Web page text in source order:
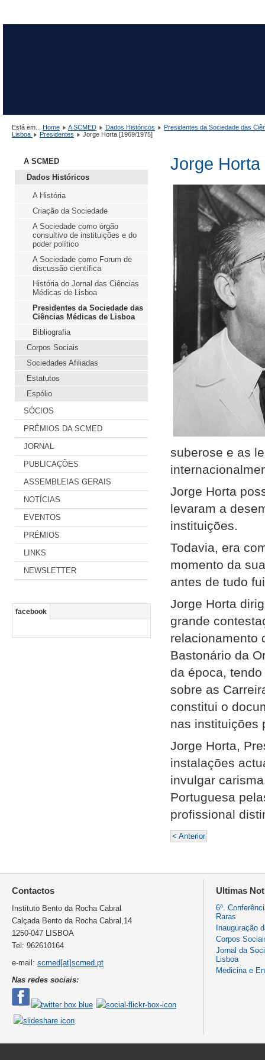
Está em... Home A SCMED Dados Históricos
Presidentes da Sociedade das
Lisboa
Presidentes Jorge Horta [1969/1975]
A SCMED
Dados Históricos
A História
Criação da Sociedade
A Sociedade como órgão
consultivo de instituições e do
poder político
A Sociedade como Forum de
discussão científica
História do Jornal das Ciências
Médicas de Lisboa
Presidentes da Sociedade das
Ciências Médicas de Lisboa
Bibliografia
Corpos Sociais
Sociedades Afiliadas
Estatutos
Espólio
SÓCIOS
PRÉMIOS DA SCMED
JORNAL
PUBLICAÇÕES
ASSEMBLEIAS GERAIS
NOTÍCIAS
EVENTOS
PRÉMIOS
LINKS
NEWSLETTER
facebook
Jorge
suberose e as
Jorge Horta
levaram a
instituições.
Todavia, era
momento da
antes de tudo
Jorge Horta
grande
relacionamento
Bastonário da
da época,
sobre as
constitui o
nas instituições
Jorge Horta,
instalações
invulgar
Portuguesa
profissional
< Anterior
Contactos
Instituto Bento da Rocha Cabral
Calçada Bento da Rocha Cabral,14
1250-047 LISBOA
Tel: 962610164
e-mail: scmed[at]scmed.pt
Nas redes sociais:
Ultimas
6ª.
Raras
Inauguração
Corpos
Jornal da
Lisboa
Medicina e